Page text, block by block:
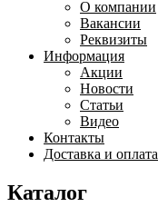
О компании
Вакансии
Реквизиты
Информация
Акции
Новости
Статьи
Видео
Контакты
Доставка и оплата
Каталог